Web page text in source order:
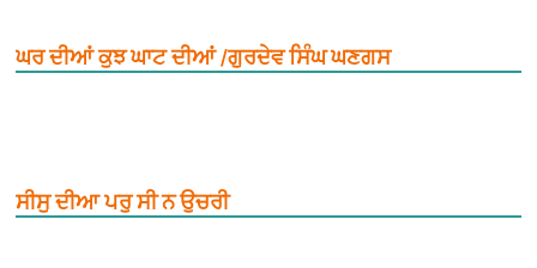
ਘਰ ਦੀਆਂ ਕੁਝ ਘਾਟ ਦੀਆਂ /ਗੁਰਦੇਵ ਸਿੰਘ ਘਣਗਸ
ਸੀਸੁ ਦੀਆ ਪਰੁ ਸੀ ਨ ਉਚਰੀ